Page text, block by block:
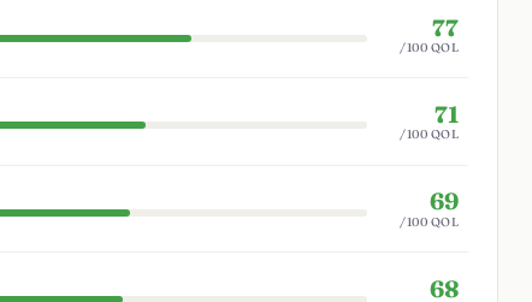
77
/100 QOL
71
/100 QOL
69
/100 QOL
68